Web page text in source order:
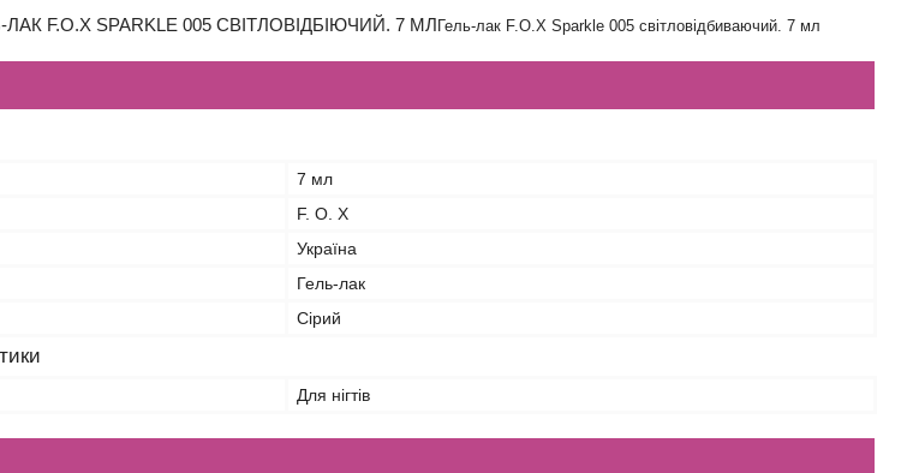
F.O.X SPARKLE 005 СВІТЛОВІДБІЮЧИЙ. 7 МЛ Гель-лак F.O.X Sparkle 005 світловідбиваючий. 7 мл
7 мл
F. O. X
Україна
Гель-лак
Сірий
Для нігтів